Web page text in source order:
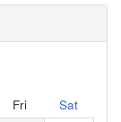
Fri Sat